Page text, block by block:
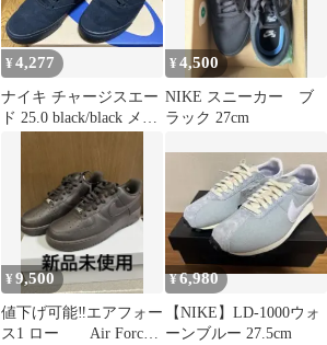
¥4,277
ナイキ チャージスエー
ド 25.0 black/black メン
¥4,500
NIKE スニーカー ブ
ラック 27cm
¥9,500
値下げ可能‼️エアフォー
ス1 ロー Air Force 1
¥6,980
【NIKE】LD-1000ウォ
ーンブルー 27.5cm